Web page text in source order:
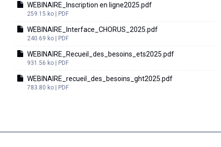
WEBINAIRE_Inscription en ligne2025.pdf
259.15 ko | PDF
WEBINAIRE_Interface_CHORUS_2025.pdf
240.69 ko | PDF
WEBINAIRE_Recueil_des_besoins_ets2025.pdf
931.56 ko | PDF
WEBINAIRE_recueil_des_besoins_ght2025.pdf
783.80 ko | PDF